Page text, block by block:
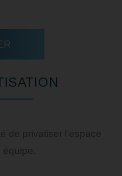
de privatiser l’espace
équipe.